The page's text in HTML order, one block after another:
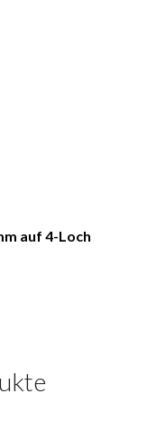
auf 4-Loch